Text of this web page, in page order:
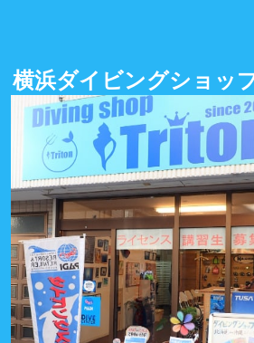
横浜ダイビングショッ